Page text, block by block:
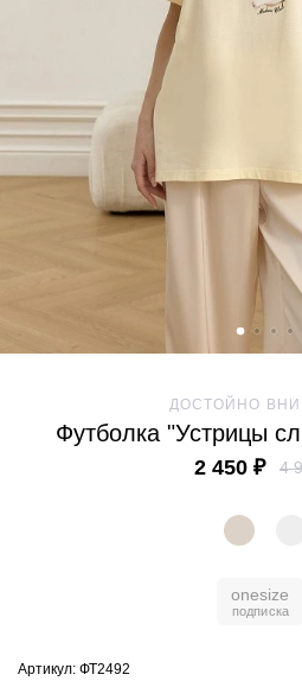
ДОСТОЙНО
Футболка "Устрицы
2 450 ₽ 4
onesize
Артикул: ФТ2492